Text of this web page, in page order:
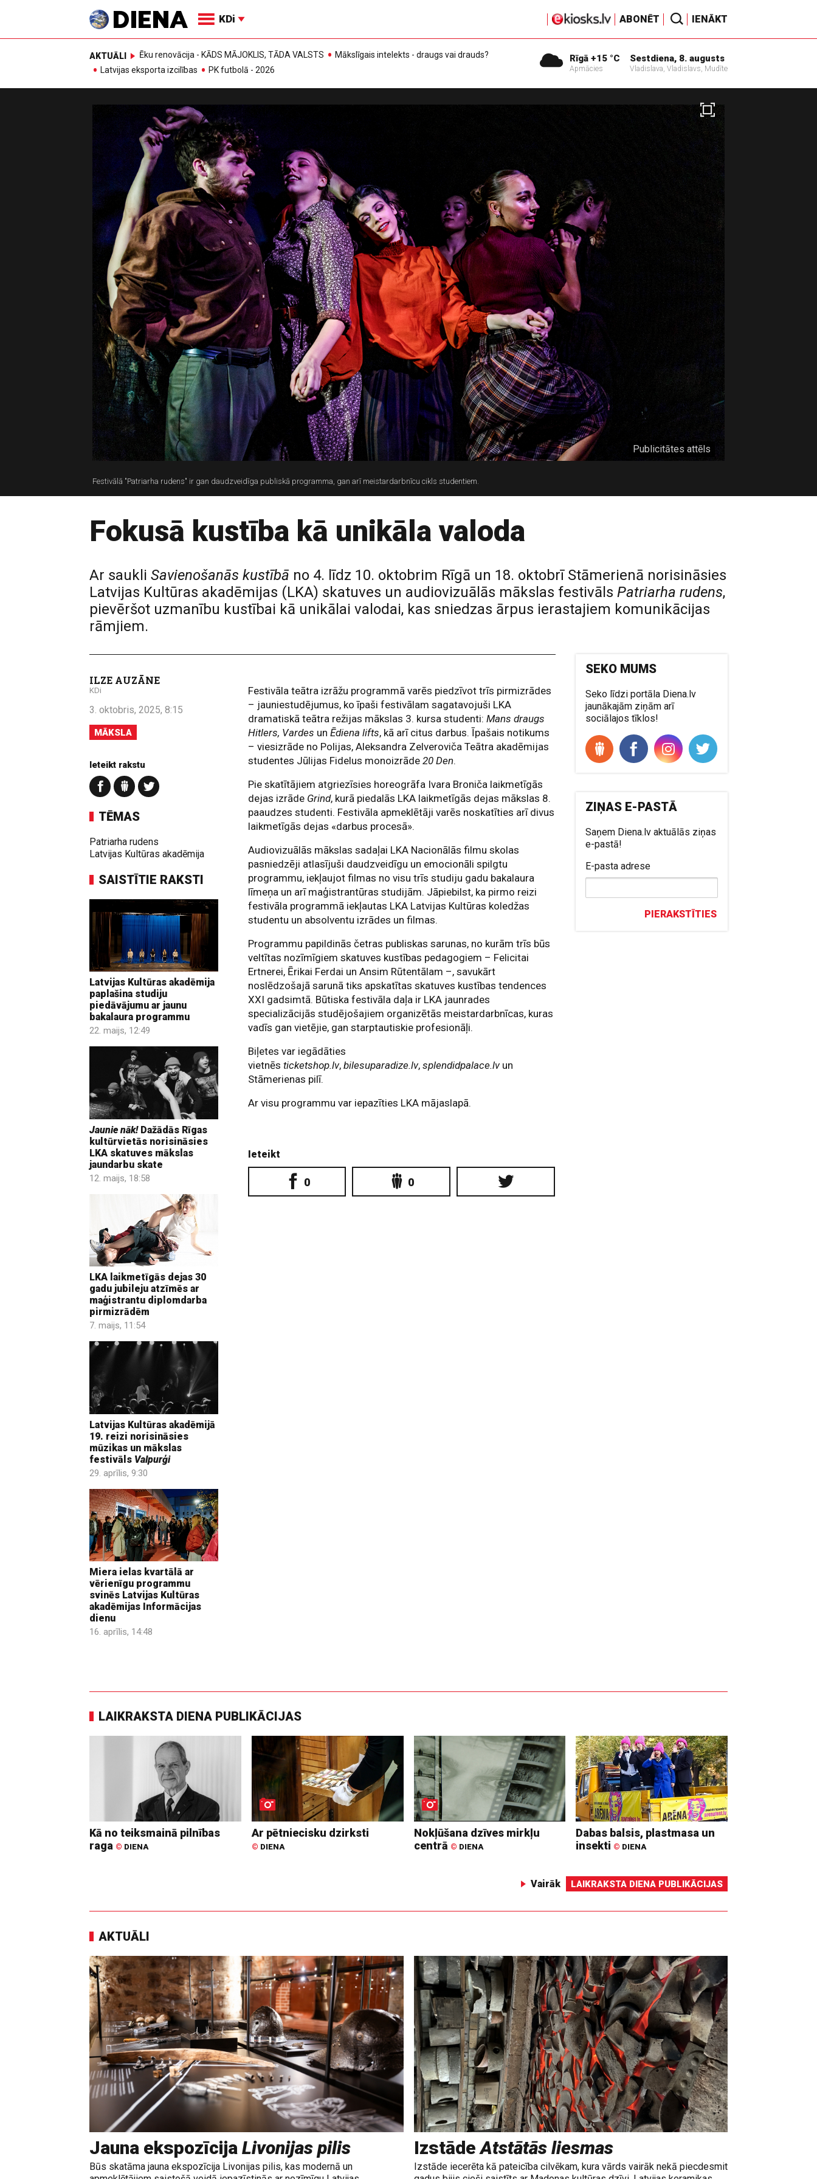
KDi ABONĒT IENĀKT
AKTUĀLI Ēku renovācija - KĀDS MĀJOKLIS, TĀDA VALSTS
Mākslīgais intelekts - draugs vai drauds?
Latvijas eksporta izcilības
PK futbolā - 2026
Rīgā +15 °C
Apmācies
Sestdiena, 8. augusts
Vladislava, Vladislavs, Mudīte
Publicitātes attēls
Festivālā "Patriarha rudens" ir gan daudzveidīga publiskā programma, gan arī meistardarbnīcu cikls studentiem.
Fokusā kustība kā unikāla valoda
Ar saukli Savienošanās kustībā no 4. līdz 10. oktobrim Rīgā un 18. oktobrī Stāmerienā norisināsies
Latvijas Kultūras akadēmijas (LKA) skatuves un audiovizuālās mākslas festivāls Patriarha rudens,
pievēršot uzmanību kustībai kā unikālai valodai, kas sniedzas ārpus ierastajiem komunikācijas
rāmjiem.
ILZE AUZĀNE
KDi
3. oktobris, 2025, 8:15
MĀKSLA
Ieteikt rakstu
TĒMAS
Patriarha rudens
Latvijas Kultūras akadēmija
SAISTĪTIE RAKSTI
Latvijas Kultūras akadēmija
paplašina studiju
piedāvājumu ar jaunu
bakalaura programmu
22. maijs, 12:49
Jaunie nāk!Dažādās Rīgas
kultūrvietās norisināsies
LKA skatuves mākslas
jaundarbu skate
12. maijs, 18:58
LKA laikmetīgās dejas 30
gadu jubileju atzīmēs ar
maģistrantu diplomdarba
pirmizrādēm
7. maijs, 11:54
Latvijas Kultūras akadēmijā
19. reizi norisināsies
mūzikas un mākslas
festivāls Valpurģi
29. aprīlis, 9:30
Miera ielas kvartālā ar
vērienīgu programmu
svinēs Latvijas Kultūras
akadēmijas Informācijas
dienu
16. aprīlis, 14:48
Festivāla teātra izrāžu programmā varēs piedzīvot trīs pirmizrādes
– jauniestudējumus, ko īpaši festivālam sagatavojuši LKA
dramatiskā teātra režijas mākslas 3. kursa studenti:Mans draugs
Hitlers, Vardes unĒdiena lifts, kā arī citus darbus. Īpašais notikums
– viesizrāde no Polijas, Aleksandra Zelveroviča Teātra akadēmijas
studentes Jūlijas Fidelus monoizrāde20 Den.
Pie skatītājiem atgriezīsies horeogrāfa Ivara Broniča laikmetīgās
dejas izrāde Grind, kurā piedalās LKA laikmetīgās dejas mākslas 8.
paaudzes studenti. Festivāla apmeklētāji varēs noskatīties arī divus
laikmetīgās dejas «darbus procesā».
Audiovizuālās mākslas sadaļai LKA Nacionālās filmu skolas
pasniedzēji atlasījuši daudzveidīgu un emocionāli spilgtu
programmu, iekļaujot filmas no visu trīs studiju gadu bakalaura
līmeņa un arī maģistrantūras studijām. Jāpiebilst, ka pirmo reizi
festivāla programmā iekļautas LKA Latvijas Kultūras koledžas
studentu un absolventu izrādes un filmas.
Programmu papildinās četras publiskas sarunas, no kurām trīs būs
veltītas nozīmīgiem skatuves kustības pedagogiem – Felicitai
Ertnerei, Ērikai Ferdai un Ansim Rūtentālam –, savukārt
noslēdzošajā sarunā tiks apskatītas skatuves kustības tendences
XXI gadsimtā. Būtiska festivāla daļa ir LKA jaunrades
specializācijās studējošajiem organizētās meistardarbnīcas, kuras
vadīs gan vietējie, gan starptautiskie profesionāļi.
Biļetes var iegādāties
vietnēsticketshop.lv,bilesuparadize.lv,splendidpalace.lvun
Stāmerienas pilī.
Ar visu programmu var iepazīties LKA mājaslapā.
Ieteikt
0 0
SEKO MUMS
Seko līdzi portāla Diena.lv
jaunākajām ziņām arī
sociālajos tīklos!
ZIŅAS E-PASTĀ
Saņem Diena.lv aktuālās ziņas
e-pastā!
E-pasta adrese
PIERAKSTĪTIES
LAIKRAKSTA DIENA PUBLIKĀCIJAS
Kā no teiksmainā pilnības
raga © DIENA
Ar pētniecisku dzirksti
© DIENA
Nokļūšana dzīves mirkļu
centrā © DIENA
Dabas balsis, plastmasa un
insekti © DIENA
Vairāk LAIKRAKSTA DIENA PUBLIKĀCIJAS
AKTUĀLI
Jauna ekspozīcija Livonijas pilis
Būs skatāma jauna ekspozīcija Livonijas pilis, kas modernā un
IzstādeAtstātās liesmas
Izstāde iecerēta kā pateicība cilvēkam, kura vārds vairāk nekā piecdesmit